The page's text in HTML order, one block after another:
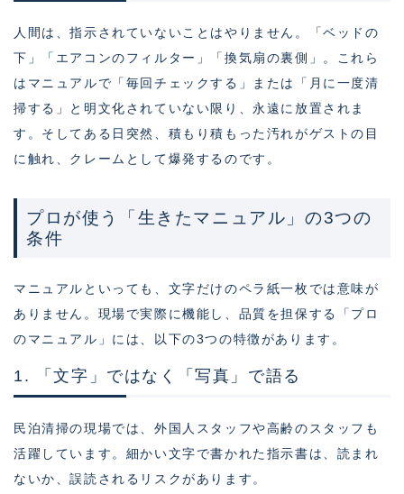
人間は、指示されていないことはやりません。「ベッドの
下」「エアコンのフィルター」「換気扇の裏側」。これら
はマニュアルで「毎回チェックする」または「月に一度清
掃する」と明文化されていない限り、永遠に放置されま
す。そしてある日突然、積もり積もった汚れがゲストの目
に触れ、クレームとして爆発するのです。
プロが使う「生きたマニュアル」の3つの
条件
マニュアルといっても、文字だけのペラ紙一枚では意味が
ありません。現場で実際に機能し、品質を担保する「プロ
のマニュアル」には、以下の3つの特徴があります。
1. 「文字」ではなく「写真」で語る
民泊清掃の現場では、外国人スタッフや高齢のスタッフも
活躍しています。細かい文字で書かれた指示書は、読まれ
ないか、誤読されるリスクがあります。